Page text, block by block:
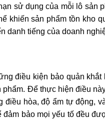
sử dụng của mỗi lô sản
khiến sản phẩm tồn kho
danh tiếng của doanh
điều kiện bảo quản
Để thực hiện điều
điều hòa, độ ẩm tự động,
bảo mọi yếu tố đều